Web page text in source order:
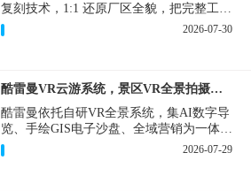
复刻技术，1:1 还原厂区全貌，把完整工厂
搬进手机、电脑大屏，既是工厂对外拓客
的数字化名片，也是内部管理、人员培训
2026-07-30
酷雷曼VR云游系统，景区VR全景拍摄制作一站式落地
酷雷曼依托自研VR全景系统，集AI数字导
览、手绘GIS电子沙盘、全域营销为一体，
打造从VR全景拍摄制作到成熟VR云游落
地案例。
2026-07-29